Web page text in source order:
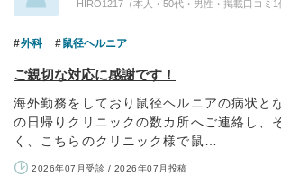
HIRO1217（本人・50代・男性・掲載口コミ1
外科 鼠径ヘルニア
ご親切な対応に感謝です！
海外勤務をしており鼠径ヘルニアの病状と
の日帰りクリニックの数カ所へご連絡し、
く、こちらのクリニック様で鼠…
2026年07月受診 / 2026年07月投稿